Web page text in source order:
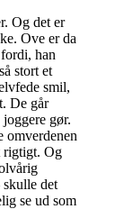
Og det er
Ove er da
han
stort et
smil,
De går
gør.
omverdenen
rigtigt. Og
det
se ud som